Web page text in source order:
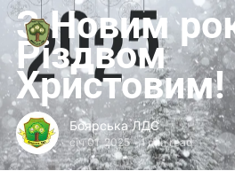
З Новим
Різдвом
Христовим!
Боярська ЛДС
січ 01, 2025-1 min read